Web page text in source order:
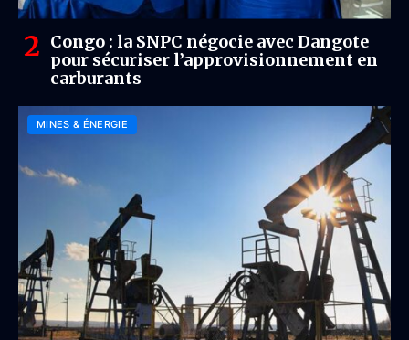
Congo : la SNPC négocie avec Dangote
pour sécuriser l’approvisionnement en
carburants
MINES & ÉNERGIE